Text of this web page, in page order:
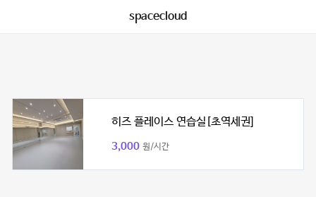
spacecloud
히즈 플레이스 연습실[초역세권]
3,000 원/시간